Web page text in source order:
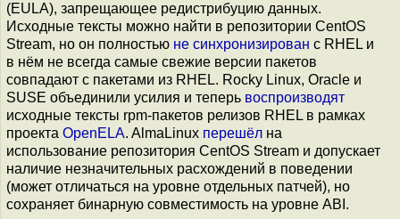
(EULA), запрещающее редистрибуцию данных.
Исходные тексты можно найти в репозитории CentOS
Stream, но он полностью не синхронизирован с RHEL и
в нём не всегда самые свежие версии пакетов
совпадают с пакетами из RHEL. Rocky Linux, Oracle и
SUSE объединили усилия и теперь воспроизводят
исходные тексты rpm-пакетов релизов RHEL в рамках
проекта OpenELA. AlmaLinux перешёл на
использование репозитория CentOS Stream и допускает
наличие незначительных расхождений в поведении
(может отличаться на уровне отдельных патчей), но
сохраняет бинарную совместимость на уровне ABI.